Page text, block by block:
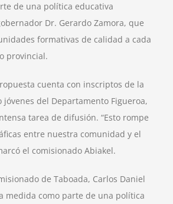
de una política educativa
Dr. Gerardo Zamora, que
formativas de calidad a cada
provincial.
cuenta con inscriptos de la
jóvenes del Departamento Figueroa,
tarea de difusión. “Esto rompe
entre nuestra comunidad y el
el comisionado Abiakel.
de Taboada, Carlos Daniel
medida como parte de una política